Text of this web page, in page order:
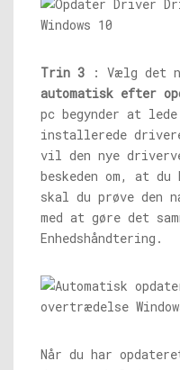
Trin 3 : Vælg det
automatisk efter
pc begynder at
installerede
vil den nye
beskeden om, at
skal du prøve den
med at gøre det
Enhedshåndtering.
Når du har